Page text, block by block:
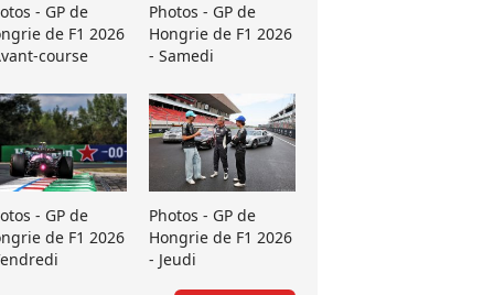
- GP de
de F1 2026
course
Photos - GP de
Hongrie de F1 2026
- Samedi
- GP de
de F1 2026
Photos - GP de
Hongrie de F1 2026
- Jeudi